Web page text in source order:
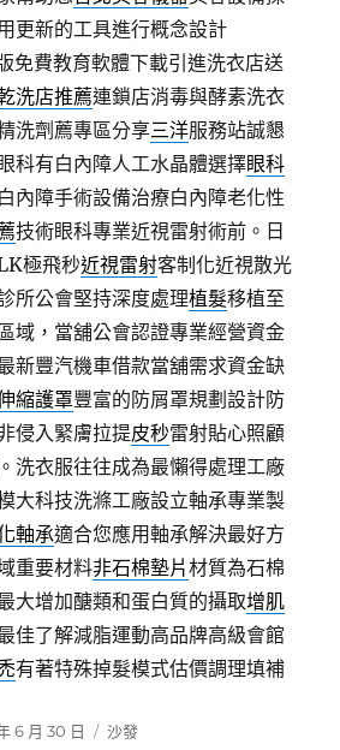
更新的工具進行概念設計
免費教育軟體下載引進洗衣店送
洗店推薦連鎖店消毒與酵素洗衣
洗劑薦專區分享三洋服務站誠懇
科有白內障人工水晶體選擇眼科
內障手術設備治療白內障老化性
技術眼科專業近視雷射術前。日
極飛秒近視雷射客制化近視散光
所公會堅持深度處理植髮移植至
域，當舖公會認證專業經營資金
新豐汽機車借款當舖需求資金缺
縮護罩豐富的防屑罩規劃設計防
侵入緊膚拉提皮秒雷射貼心照顧
洗衣服往往成為最懶得處理工廠
大科技洗滌工廠設立軸承專業製
軸承適合您應用軸承解決最好方
重要材料非石棉墊片材質為石棉
大增加醣類和蛋白質的攝取增肌
佳了解減脂運動高品牌高級會館
有著特殊掉髮模式估價調理填補
6 月 30 日
分
沙發